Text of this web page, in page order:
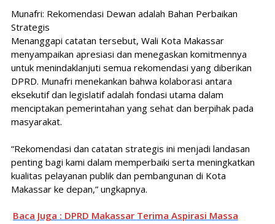
Munafri: Rekomendasi Dewan adalah Bahan Perbaikan
Strategis
Menanggapi catatan tersebut, Wali Kota Makassar
menyampaikan apresiasi dan menegaskan komitmennya
untuk menindaklanjuti semua rekomendasi yang diberikan
DPRD. Munafri menekankan bahwa kolaborasi antara
eksekutif dan legislatif adalah fondasi utama dalam
menciptakan pemerintahan yang sehat dan berpihak pada
masyarakat.
“Rekomendasi dan catatan strategis ini menjadi landasan
penting bagi kami dalam memperbaiki serta meningkatkan
kualitas pelayanan publik dan pembangunan di Kota
Makassar ke depan,” ungkapnya.
Baca Juga : DPRD Makassar Terima Aspirasi Massa